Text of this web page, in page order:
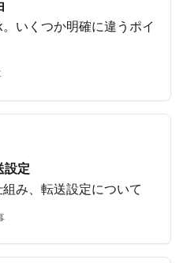
いくつか明確に違うポイ
設定
み、転送設定について